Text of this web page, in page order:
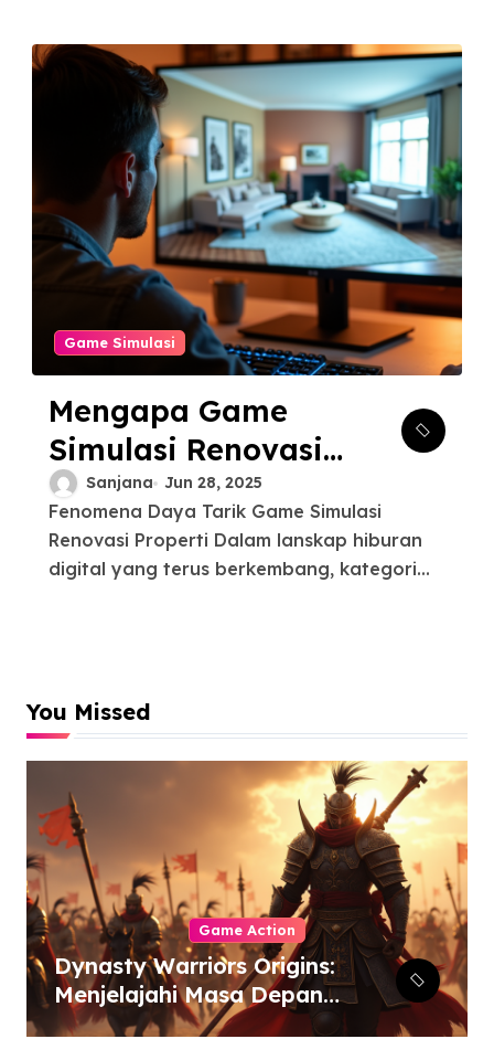
Game Simulasi
Mengapa Game
Simulasi Renovasi
Properti
Mendominasi
Pasar?
Sanjana Jun 28, 2025
Fenomena Daya Tarik Game Simulasi
Renovasi Properti Dalam lanskap hiburan
digital yang terus berkembang, kategori...
You Missed
Game Action
Dynasty Warriors Origins:
Menjelajahi Masa Depan
Gemilang Genre Hack-